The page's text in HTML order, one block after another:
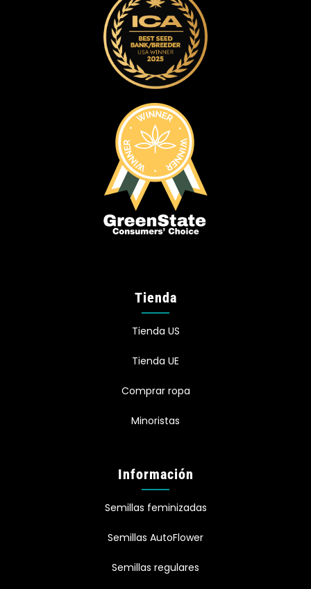
Tienda
Tienda US
Tienda UE
Comprar ropa
Minoristas
Información
Semillas feminizadas
Semillas AutoFlower
Semillas regulares